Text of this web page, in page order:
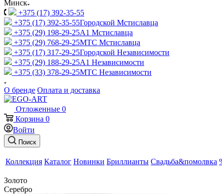
Минск
+375 (17) 392-35-55
+375 (17) 392-35-55Городской Мстиславца
+375 (29) 198-29-25A1 Мстиславца
+375 (29) 768-29-25МТС Мстиславца
+375 (17) 317-29-25Городской Независимости
+375 (29) 188-29-25A1 Независимости
+375 (33) 378-29-25МТС Независимости
О бренде Оплата и доставка
Отложенные 0
Корзина 0
Войти
Поиск
Коллекция Каталог Новинки Бриллианты Свадьба&помолвка
Золото
Серебро